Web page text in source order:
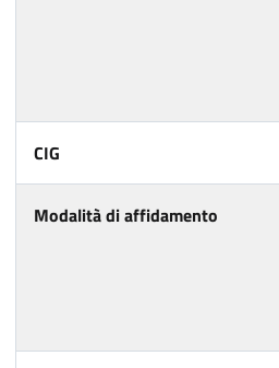
CIG
Modalità di affidamento